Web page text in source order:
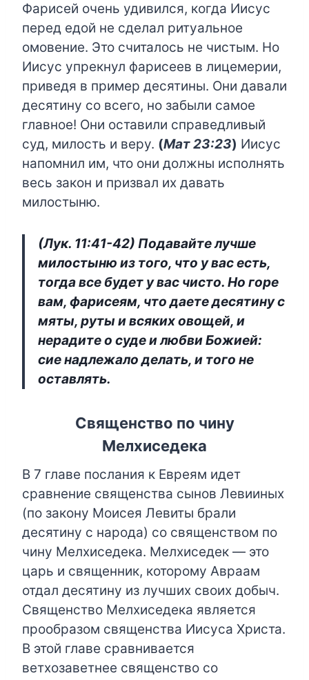
Фарисей очень удивился, когда Иисус
перед едой не сделал ритуальное
омовение. Это считалось не чистым. Но
Иисус упрекнул фарисеев в лицемерии,
приведя в пример десятины. Они давали
десятину со всего, но забыли самое
главное! Они оставили справедливый
суд, милость и веру. (Мат 23:23) Иисус
напомнил им, что они должны исполнять
весь закон и призвал их давать
милостыню.
(Лук. 11:41-42) Подавайте лучше
милостыню из того, что у вас есть,
тогда все будет у вас чисто. Но горе
вам, фарисеям, что даете десятину с
мяты, руты и всяких овощей, и
нерадите о суде и любви Божией:
сие надлежало делать, и того не
оставлять.
Священство по чину
Мелхиседека
В 7 главе послания к Евреям идет
сравнение священства сынов Левииных
(по закону Моисея Левиты брали
десятину с народа) со священством по
чину Мелхиседека. Мелхиседек — это
царь и священник, которому Авраам
отдал десятину из лучших своих добыч.
Священство Мелхиседека является
прообразом священства Иисуса Христа.
В этой главе сравнивается
ветхозаветнее священство со